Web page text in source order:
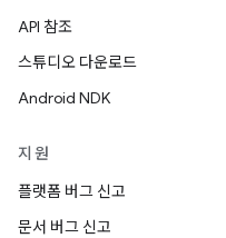
API 참조
스튜디오 다운로드
Android NDK
지원
플랫폼 버그 신고
문서 버그 신고